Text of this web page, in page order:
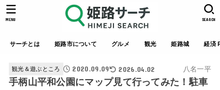
サーチとは 姫路市について グルメ 観光 姫路城 経済
SEARCH
MENU
観光＆遊ぶところ 2020.09.09 2026.04.02 八名一平
手柄山平和公園にマップ見て行ってみた！駐車